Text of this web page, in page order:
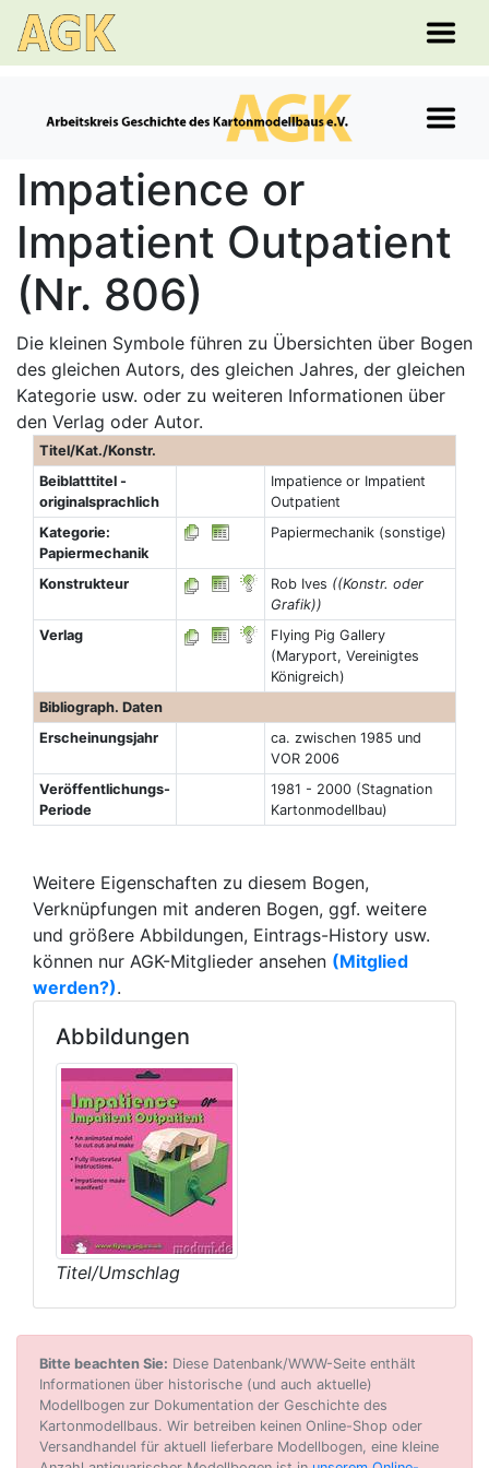
Impatience or
Impatient Outpatient
(Nr. 806)
Die kleinen Symbole führen zu Übersichten über Bogen
des gleichen Autors, des gleichen Jahres, der gleichen
Kategorie usw. oder zu weiteren Informationen über
den Verlag oder Autor.
Titel/Kat./Konstr.
Beiblatttitel -
originalsprachlich
Impatience or Impatient
Outpatient
Kategorie:
Papiermechanik
Papiermechanik (sonstige)
Konstrukteur Rob Ives ((Konstr. oder
Grafik))
Verlag
Flying Pig Gallery
(Maryport, Vereinigtes
Königreich)
Bibliograph. Daten
Erscheinungsjahr
ca. zwischen 1985 und
VOR 2006
Veröffentlichungs-
Periode
1981 - 2000 (Stagnation
Kartonmodellbau)
Weitere Eigenschaften zu diesem Bogen,
Verknüpfungen mit anderen Bogen, ggf. weitere
und größere Abbildungen, Eintrags-History usw.
können nur AGK-Mitglieder ansehen (Mitglied
werden?).
Abbildungen
Titel/Umschlag
Bitte beachten Sie: Diese Datenbank/WWW-Seite enthält
Informationen über historische (und auch aktuelle)
Modellbogen zur Dokumentation der Geschichte des
Kartonmodellbaus. Wir betreiben keinen Online-Shop oder
Versandhandel für aktuell lieferbare Modellbogen, eine kleine